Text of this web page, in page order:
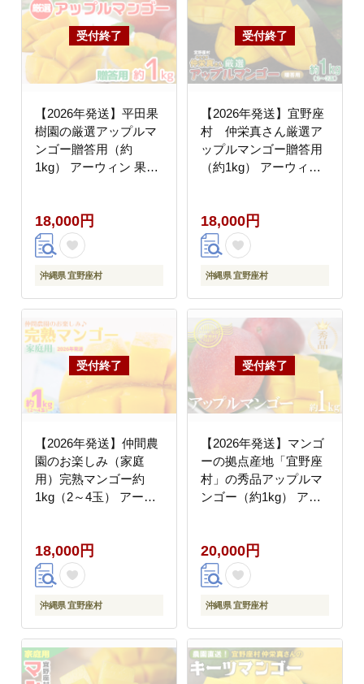
【2026年発送】平田果
樹園の厳選アップルマ
ンゴー贈答用（約
1kg） アーウィン 果物
お気に入り 美味しい 人
気 おすすめ フルーツ
沖縄県 先行予約 食品
デザート 産地直送 送料
18,000円
沖縄県 宜野座村
【2026年発送】宜野座
村 仲栄真さん厳選ア
ップルマンゴー贈答用
（約1kg） アーウィン
グ 完熟 お気に入り 美
味しい 人気 おすすめ
フルーツ 沖縄県 先行予
約 食品 デザート 産地
18,000円
沖縄県 宜野座村
【2026年発送】仲間農
園のお楽しみ（家庭
用）完熟マンゴー約
1kg（2～4玉） アーウ
グ 完熟 お気に入り 収
穫 人気 甘味 フルーツ
沖縄県 先行予約 食品
デザート 産地直送 送料
18,000円
沖縄県 宜野座村
【2026年発送】マンゴ
ーの拠点産地「宜野座
村」の秀品アップルマ
ンゴー（約1kg） アー
キング 完熟 お気に入り
美味しい 人気 おすすめ
地元 沖縄県 先行予約
南国フルーツ デザート
20,000円
沖縄県 宜野座村